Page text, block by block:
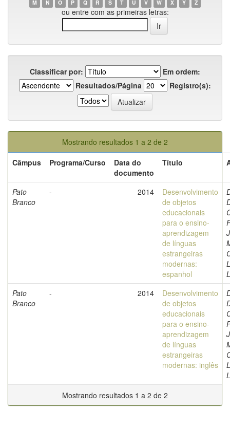
M
N O P Q R S T U V W X Y Z
ou entre com as primeiras letras:
Classificar por:
Em ordem:
Resultados/Página
Registro(s):
Mostrando resultados 1 a 2 de 2
Câmpus
Programa/Curso
Data do
documento
Título
Pato
Branco
- 2014
Desenvolvimento
de objetos
educacionais
para o ensino-
aprendizagem
de línguas
estrangeiras
modernas:
espanhol
Pato
Branco
- 2014
Desenvolvimento
de objetos
educacionais
para o ensino-
aprendizagem
de línguas
estrangeiras
modernas: inglês
Mostrando resultados 1 a 2 de 2